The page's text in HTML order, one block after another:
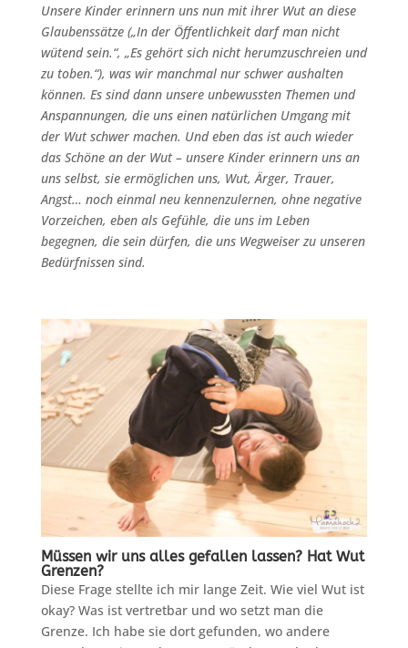
Unsere Kinder erinnern uns nun mit ihrer Wut an diese
Glaubenssätze („In der Öffentlichkeit darf man nicht
wütend sein.“, „Es gehört sich nicht herumzuschreien und
zu toben.“), was wir manchmal nur schwer aushalten
können. Es sind dann unsere unbewussten Themen und
Anspannungen, die uns einen natürlichen Umgang mit
der Wut schwer machen. Und eben das ist auch wieder
das Schöne an der Wut – unsere Kinder erinnern uns an
uns selbst, sie ermöglichen uns, Wut, Ärger, Trauer,
Angst… noch einmal neu kennenzulernen, ohne negative
Vorzeichen, eben als Gefühle, die uns im Leben
begegnen, die sein dürfen, die uns Wegweiser zu unseren
Bedürfnissen sind.
Müssen wir uns alles gefallen lassen? Hat Wut
Grenzen?
Diese Frage stellte ich mir lange Zeit. Wie viel Wut ist
okay? Was ist vertretbar und wo setzt man die
Grenze. Ich habe sie dort gefunden, wo andere